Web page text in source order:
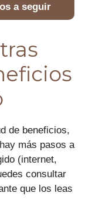
a seguir
de beneficios,
más pasos a
(internet,
consultar
que los leas